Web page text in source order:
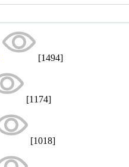
[1494]
[1174]
[1018]